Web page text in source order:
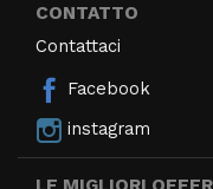
CONTATTO
Contattaci
Facebook
instagram